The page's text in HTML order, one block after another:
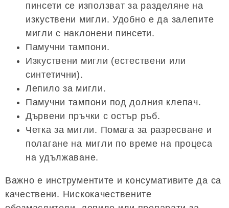
пинсети се използват за разделяне на
изкуствени мигли. Удобно е да залепите
мигли с наклонени пинсети.
Памучни тампони.
Изкуствени мигли (естествени или
синтетични).
Лепило за мигли.
Памучни тампони под долния клепач.
Дървени пръчки с остър ръб.
Четка за мигли. Помага за разресване и
полагане на мигли по време на процеса
на удължаване.
Важно е инструментите и консумативите да са
качествени. Нискокачествените